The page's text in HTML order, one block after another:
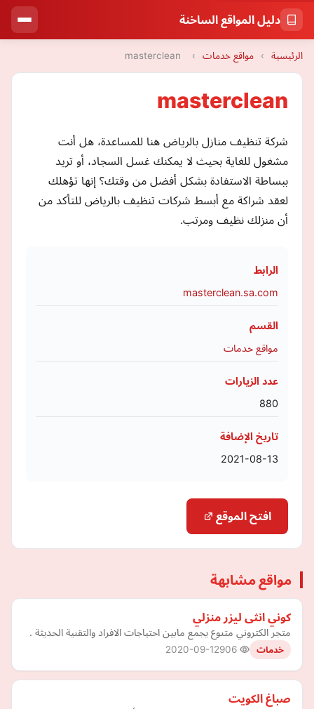
دليل المواقع الساخنة
الرئيسية › مواقع خدمات ›
masterclean
masterclean
شركة تنظيف منازل بالرياض هنا للمساعدة، هل أنت
مشغول للغاية بحيث لا يمكنك غسل السجاد، أو تريد
ببساطة الاستفادة بشكل أفضل من وقتك؟ إنها تؤهلك
لعقد شراكة مع أبسط شركات تنظيف بالرياض للتأكد من
أن منزلك نظيف ومرتب.
الرابط
masterclean.sa.com
القسم
مواقع خدمات
عدد الزيارات
880
تاريخ الإضافة
2021-08-13
افتح الموقع
مواقع مشابهة
كوني انثى ليزر منزلي
متجر الكتروني متنوع يجمع مابين احتياجات الافراد والتقنية الحديثة .
خدمات 2020-09-12
صباغ الكويت